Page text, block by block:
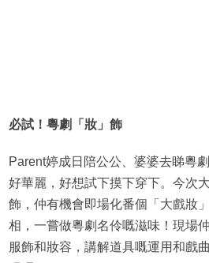
必試！ 粵劇「妝」飾
Parent婷成日陪公公、婆婆去睇粵
好華麗，好想試下摸下穿下。今次
飾，仲有機會即場化番個「大戲妝
相，一嘗做粵劇名伶嘅滋味！現場
服飾和妝容，講解道具嘅運用和戲